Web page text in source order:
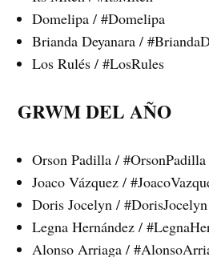
Domelipa / #Domelipa
Brianda Deyanara /
Los Rulés / #LosRules
GRWM DEL AÑO
Orson Padilla / #OrsonPadilla
Joaco Vázquez /
Doris Jocelyn / #DorisJocelyn
Legna Hernández /
Alonso Arriaga /